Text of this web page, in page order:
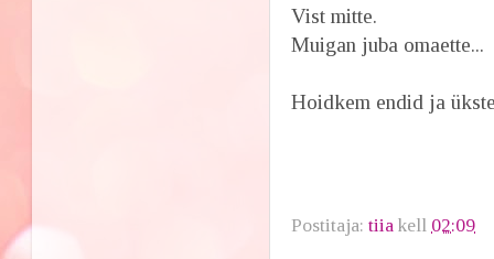
Vist mitte.
Muigan juba omaette...
Hoidkem endid ja
Postitaja:tiia kell 02:09